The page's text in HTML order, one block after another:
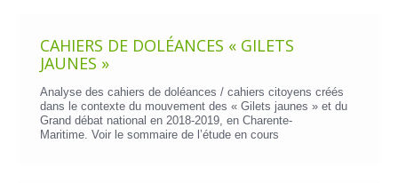
CAHIERS DE DOLÉANCES « GILETS
JAUNES »
Analyse des cahiers de doléances / cahiers citoyens créés
dans le contexte du mouvement des « Gilets jaunes » et du
Grand débat national en 2018-2019, en Charente-
Maritime. Voir le sommaire de l’étude en cours